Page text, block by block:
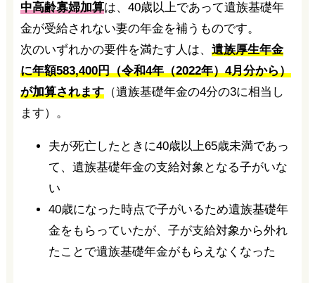
中高齢寡婦加算は、40歳以上であって遺族基礎年
金が受給されない妻の年金を補うものです。
次のいずれかの要件を満たす人は、 遺族厚生年金
に年額583,400円（令和4年（2022年）4月分から）
が加算されます（遺族基礎年金の4分の3に相当し
ます）。
夫が死亡したときに40歳以上65歳未満であっ
て、遺族基礎年金の支給対象となる子がいな
い
40歳になった時点で子がいるため遺族基礎年
金をもらっていたが、子が支給対象から外れ
たことで遺族基礎年金がもらえなくなった